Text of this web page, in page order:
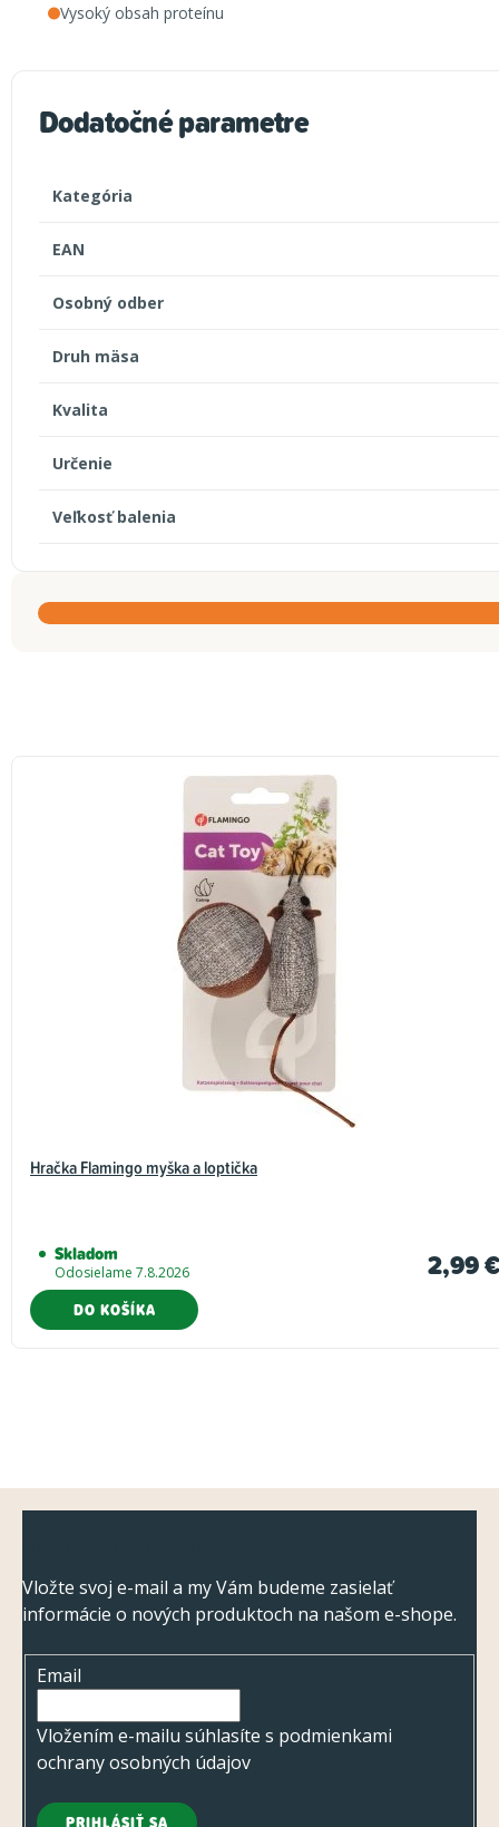
Vysoký obsah proteínu
Dodatočné parametre
Kategória
EAN
Osobný odber
Druh mäsa
Kvalita
Určenie
Veľkosť balenia
Hračka Flamingo myška a loptička
Skladom
Odosielame 7.8.2026 2,99
DO KOŠÍKA
Vložte svoj e-mail a my Vám budeme zasielať
informácie o nových produktoch na našom e-shope.
Email
Vložením e-mailu súhlasíte s podmienkami
ochrany osobných údajov
PRIHLÁSIŤ SA